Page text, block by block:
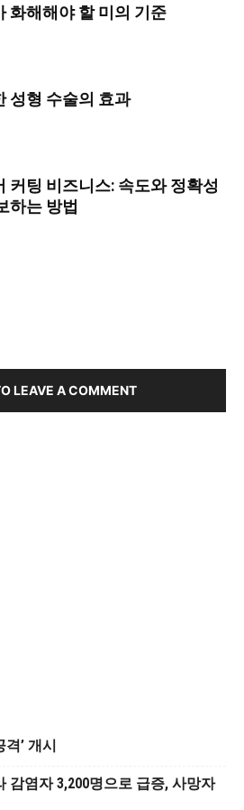
화해해야 할 미의 기준
성형 수술의 효과
커팅 비즈니스: 속도와 정확성
하는 방법
LEAVE A COMMENT
’ 개시
감염자 3,200명으로 급증, 사망자